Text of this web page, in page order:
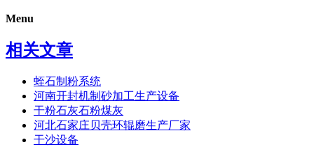
Menu
相关文章
蛭石制粉系统
河南开封机制砂加工生产设备
干粉石灰石粉煤灰
河北石家庄贝壳环辊磨生产厂家
干沙设备